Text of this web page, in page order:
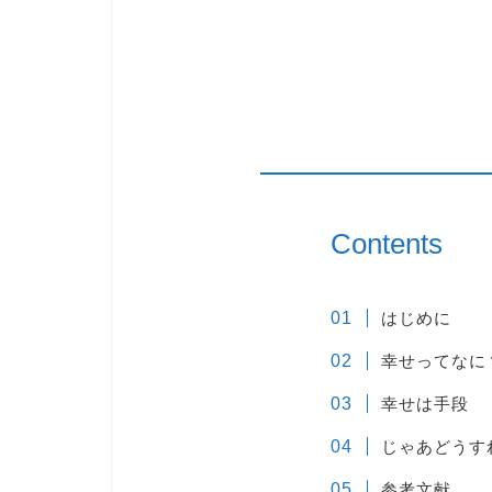
Contents
はじめに
幸せってなに
幸せは手段
じゃあどうす